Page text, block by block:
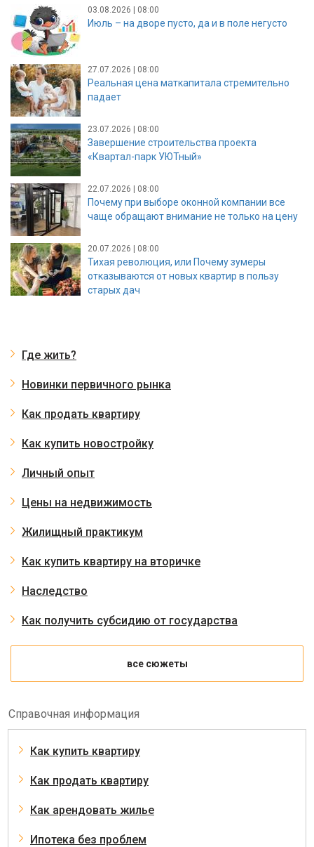
03.08.2026 | 08:00
Июль – на дворе пусто, да и в поле негусто
27.07.2026 | 08:00
Реальная цена маткапитала стремительно
падает
23.07.2026 | 08:00
Завершение строительства проекта
«Квартал-парк УЮТный»
22.07.2026 | 08:00
Почему при выборе оконной компании все
чаще обращают внимание не только на цену
20.07.2026 | 08:00
Тихая революция, или Почему зумеры
отказываются от новых квартир в пользу
старых дач
Где жить?
Новинки первичного рынка
Как продать квартиру
Как купить новостройку
Личный опыт
Цены на недвижимость
Жилищный практикум
Как купить квартиру на вторичке
Наследство
Как получить субсидию от государства
все сюжеты
Справочная информация
Как купить квартиру
Как продать квартиру
Как арендовать жилье
Ипотека без проблем